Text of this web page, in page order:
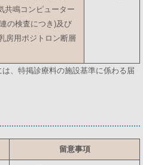
共鳴コンピューター
の検査につき)及び
房用ポジトロン断層
、特掲診療料の施設基準に係わる届
留意事項